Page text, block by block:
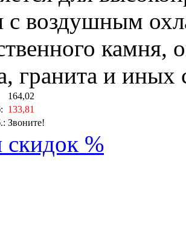
с воздушным
камня,
гранита и иных
164,02
133,81
Звоните!
скидок %